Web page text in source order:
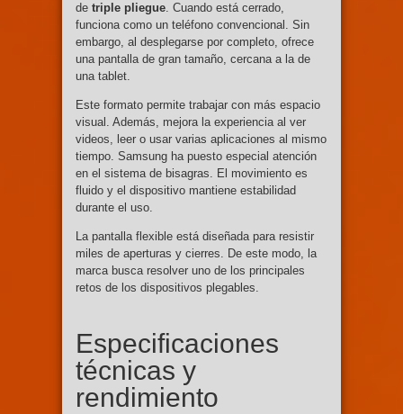
de triple pliegue. Cuando está cerrado,
funciona como un teléfono convencional. Sin
embargo, al desplegarse por completo, ofrece
una pantalla de gran tamaño, cercana a la de
una tablet.
Este formato permite trabajar con más espacio
visual. Además, mejora la experiencia al ver
videos, leer o usar varias aplicaciones al mismo
tiempo. Samsung ha puesto especial atención
en el sistema de bisagras. El movimiento es
fluido y el dispositivo mantiene estabilidad
durante el uso.
La pantalla flexible está diseñada para resistir
miles de aperturas y cierres. De este modo, la
marca busca resolver uno de los principales
retos de los dispositivos plegables.
Especificaciones
técnicas y
rendimiento